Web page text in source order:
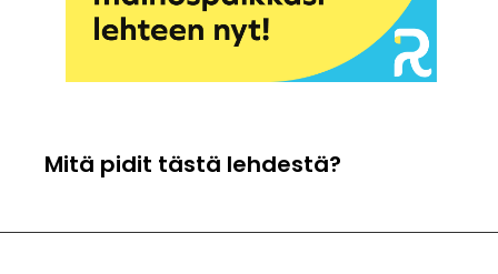
Mitä pidit tästä lehdestä?